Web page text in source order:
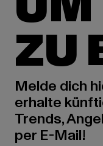
ZU
Melde dich
erhalte
Trends,
per E-Mail!